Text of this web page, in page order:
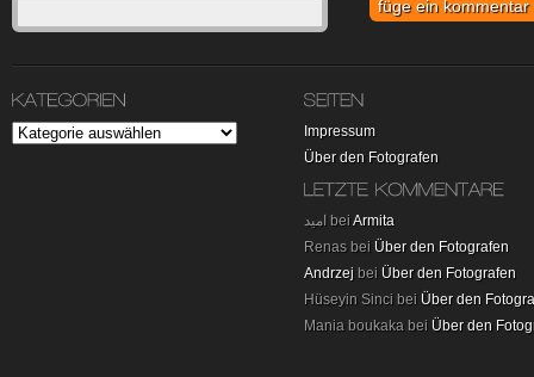
Impressum
Über den Fotografen
امید bei Armita
Renas bei Über den Fotografen
Andrzej bei Über den Fotografen
Hüseyin Sinci bei Über den
Mania boukaka bei Über den